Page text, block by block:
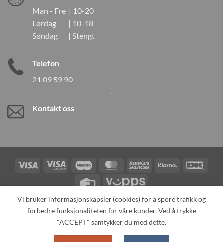
Man - Fre | 10-20
Lørdag | 10-18
Søndag | Stengt
Telefon
21 09 59 90
Kontakt oss
Visa
Visa
Maestro MasterCardMasterCardKlarna
Credit
Vipps
TILBAKEKALLINGER KONTAKT OSS
OM OSS
SPESIALBESTILLING
MIN KONTO ALL PRODUCTS
Copyright 2026 ©Neo Tokyo by Neo Tokyo Norway AS -With Love
Vi bruker informasjonskapsler (cookies) for å spore trafikk og
forbedre funksjonaliteten for våre kunder. Ved å trykke
"ACCEPT" samtykker du med dette.